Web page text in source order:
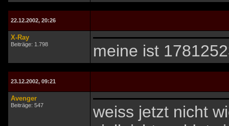
22.12.2002, 20:26
X-Ray
Beiträge: 1.798 meine ist
23.12.2002, 09:21
Avenger
Beiträge: 547
weiss jetzt nicht